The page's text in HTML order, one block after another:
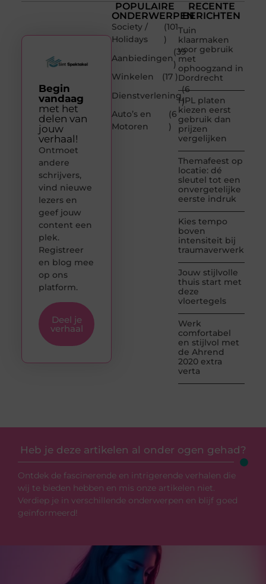
POPULAIRE
ONDERWERPEN
Society /
Holidays
(101
)
Aanbiedingen
(39
)
Winkelen
(17 )
Dienstverlening
(6
)
Auto’s en
Motoren
(6
)
RECENTE
BERICHTEN
Tuin
klaarmaken
voor gebruik
met
ophoogzand in
Dordrecht
HPL platen
kiezen eerst
gebruik dan
prijzen
vergelijken
Themafeest op
locatie: dé
sleutel tot een
onvergetelijke
eerste indruk
Kies tempo
boven
intensiteit bij
traumaverwerking
Jouw stijlvolle
thuis start met
deze
vloertegels
Werk
comfortabel
en stijlvol met
de Ahrend
2020 extra
verta
Begin
vandaag
met het
delen van
jouw
verhaal!
Ontmoet
andere
schrijvers,
vind nieuwe
lezers en
geef jouw
content een
plek.
Registreer
en blog mee
op ons
platform.
Deel je
verhaal
Heb je deze artikelen al onder ogen gehad?
Ontdek de fascinerende en intrigerende verhalen die
wij te bieden hebben en mis onze artikelen niet.
Verdiep je in verschillende onderwerpen en blijf goed
geïnformeerd!